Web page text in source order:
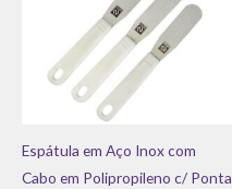
Espátula em Aço Inox com
Cabo em Polipropileno c/ Ponta